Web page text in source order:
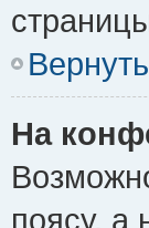
На
поясу, а